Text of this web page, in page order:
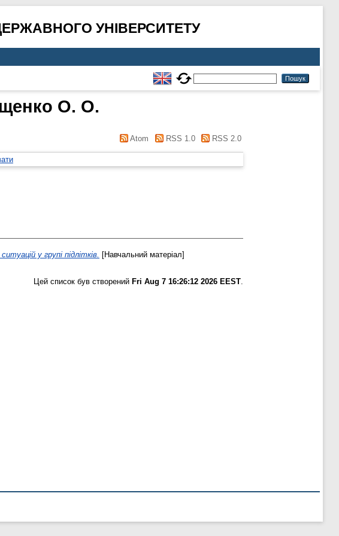
УНІВЕРСИТЕТУ
О. О.
Atom RSS 1.0 RSS 2.0
у групі підлітків. [Навчальний матеріал]
Цей список був створений Fri Aug 7 16:26:12 2026 EEST.